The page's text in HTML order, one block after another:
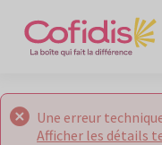
Une erreur
Afficher les détails